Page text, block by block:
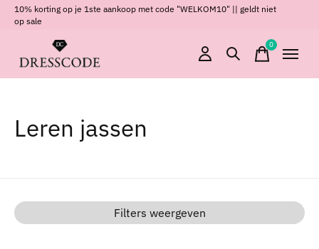
10% korting op je 1ste aankoop met code "WELKOM10" || geldt niet
op sale
0items
Leren jassen
Filters weergeven